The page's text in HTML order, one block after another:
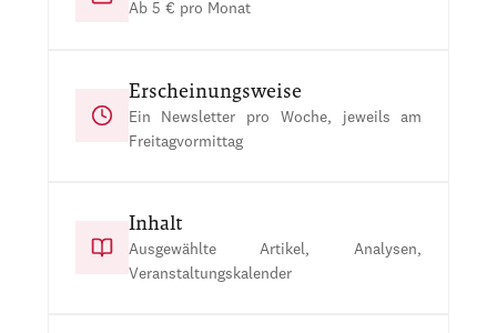
Ab 5 € pro Monat
Erscheinungsweise
Ein Newsletter pro Woche, jeweils am
Freitagvormittag
Inhalt
Ausgewählte Artikel, Analysen,
Veranstaltungskalender